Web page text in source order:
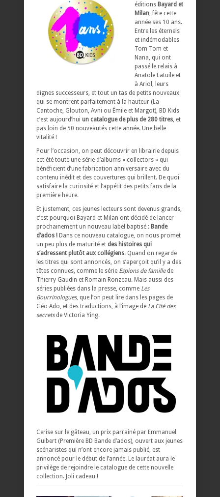
éditions Bayard et
Milan , fête cette
année ses 10 ans.
Entre les éternels
et indémodables
Tom Tom et
Nana, qui ont
passé le relais à
Anatole Latuile et
à Ariol, leurs
dignes successeurs, et tout un tas de petits nouveaux
qui se montrent parfaitement à la hauteur (La
Cantoche, Glouton, Avni ou Émile et Margot), BD Kids
c’est aujourd’hui un catalogue de plus de 280 titres , et
pas loin de 50 nouveautés cette année. Une belle
vitalité !
Pour l’occasion, on peut découvrir en librairie depuis
cet été toute une série d’albums « collectors » qui
bénéficient d’une fabrication anniversaire avec du
contenu inédit et des couvertures qui brillent. De quoi
satisfaire la curiosité et l’appétit des petits fans de la
première heure.
Et justement, ces jeunes lecteurs sont devenus grands,
c’est pourquoi Bayard et Milan ont décidé de lancer
prochainement un nouveau label baptisé : Bande
d’ados ! Dans ce nouveau catalogue, on nous promet
un peu plus de maturité et des histoires qui
s’adressent plutôt aux collégiens. Quand on regarde
les titres qui sont annoncés, on s’aperçoit qu’il y a des
têtes connues, comme le série Espions de famillede
Thierry Gaudin et Romain Ronzeau. Mais aussi des
séries publiées dans la presse, comme Les
Bourrinologues, que l’on peut lire dans les pages de
Géo Ado, et des traductions, à l’image de La Cité des
secretsde Victoria Ying.
Cerise sur le gâteau, un prix parrainé par Emmanuel
Guibert (Première BD Bande d’ados), ouvert aux jeunes
scénaristes qui n’ont encore jamais publié, est
annoncé pour le début de l’année. Le lauréat aura le
privilège de rejoindre le catalogue de cette nouvelle
collection. Joli cadeau !